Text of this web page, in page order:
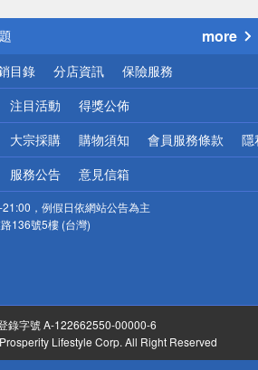
配送
！請小心！
more
目錄 分店資訊 保險服務
注目活動 得獎公佈
大宗採購 購物須知 會員服務條款 隱
服務公告 意見信箱
，例假日依網站公告為主
136號5樓 (台灣)
錄字號 A-122662550-00000-6
Lifestyle Corp. All Right Reserved